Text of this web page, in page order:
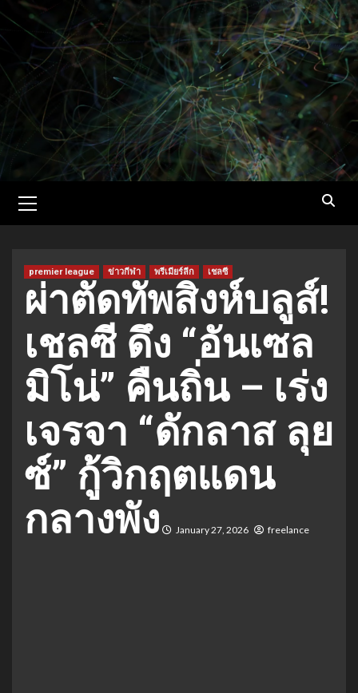
Skip
content
Menu
premier league ข่าวกีฬา พรีเมียร์ลีก เชลซี
ผ่าตัดทัพสิงห์บลูส์!
เชลซี ดึง “อันเซล
มิโน่” คืนถิ่น – เร่ง
เจรจา “ดักลาส ลุย
ซ์” กู้วิกฤตแดน
กลางพัง
January 27, 2026 freelance